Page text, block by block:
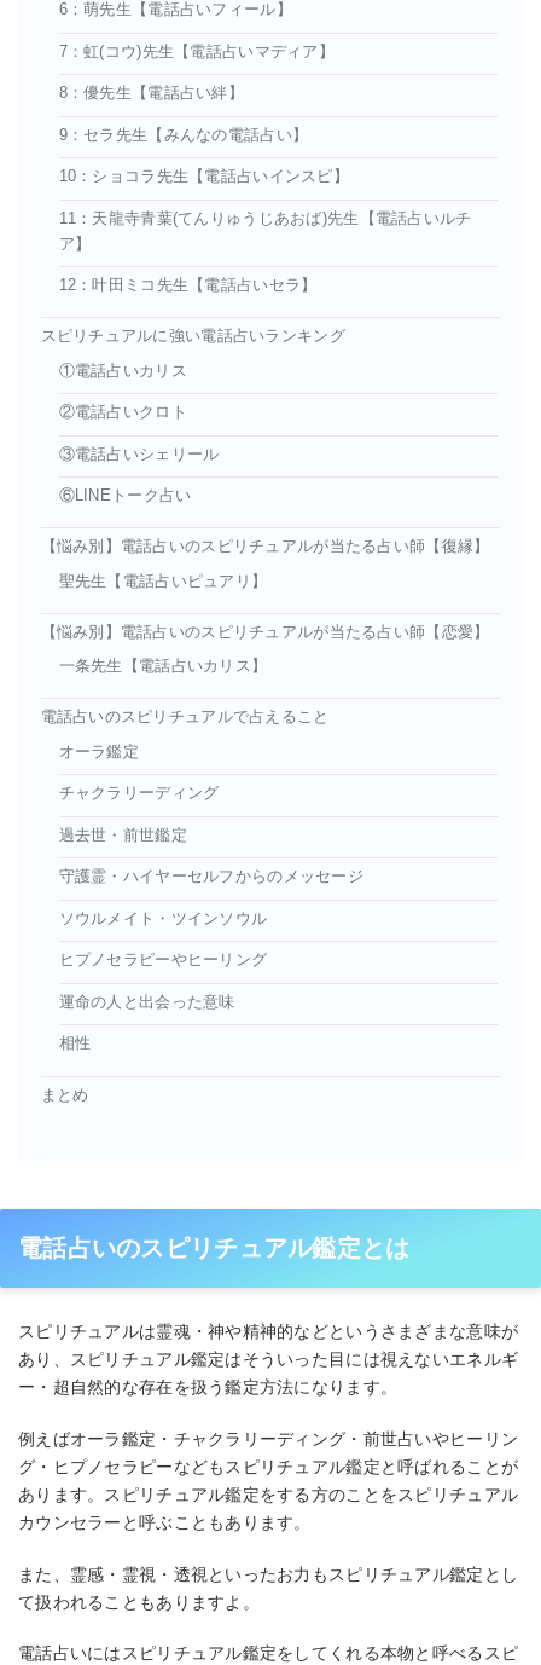
6：萌先生【電話占いフィール】
7：虹(コウ)先生【電話占いマディア】
8：優先生【電話占い絆】
9：セラ先生【みんなの電話占い】
10：ショコラ先生【電話占いインスピ】
11：天龍寺青葉(てんりゅうじあおば)先生【電話占いルチ
ア】
12：叶田ミコ先生【電話占いセラ】
スピリチュアルに強い電話占いランキング
①電話占いカリス
②電話占いクロト
③電話占いシェリール
⑥LINEトーク占い
【悩み別】電話占いのスピリチュアルが当たる占い師【復縁】
聖先生【電話占いピュアリ】
【悩み別】電話占いのスピリチュアルが当たる占い師【恋愛】
一条先生【電話占いカリス】
電話占いのスピリチュアルで占えること
オーラ鑑定
チャクラリーディング
過去世・前世鑑定
守護霊・ハイヤーセルフからのメッセージ
ソウルメイト・ツインソウル
ヒプノセラピーやヒーリング
運命の人と出会った意味
相性
まとめ
電話占いのスピリチュアル鑑定とは
スピリチュアルは霊魂・神や精神的などというさまざまな意味が
あり、スピリチュアル鑑定はそういった目には視えないエネルギ
ー・超自然的な存在を扱う鑑定方法になります。
例えばオーラ鑑定・チャクラリーディング・前世占いやヒーリン
グ・ヒプノセラピーなどもスピリチュアル鑑定と呼ばれることが
あります。スピリチュアル鑑定をする方のことをスピリチュアル
カウンセラーと呼ぶこともあります。
また、霊感・霊視・透視といったお力もスピリチュアル鑑定とし
て扱われることもありますよ。
電話占いにはスピリチュアル鑑定をしてくれる本物と呼べるスピ